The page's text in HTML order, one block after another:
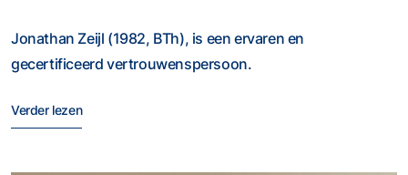
Jonathan Zeijl (1982, BTh), is een ervaren en
gecertificeerd vertrouwenspersoon.
Verder lezen